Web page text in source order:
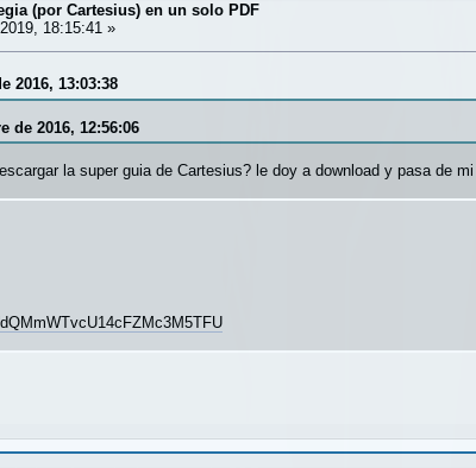
(por Cartesius) en un solo PDF
18:15:41 »
2016, 13:03:38
de 2016, 12:56:06
la super guia de Cartesius? le doy a download y pasa de mi